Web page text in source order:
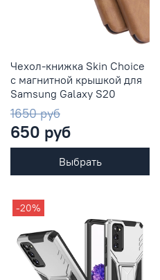
Чехол-книжка Skin Choice
с магнитной крышкой для
Samsung Galaxy S20
1650 руб
650 руб
Выбрать
-20%